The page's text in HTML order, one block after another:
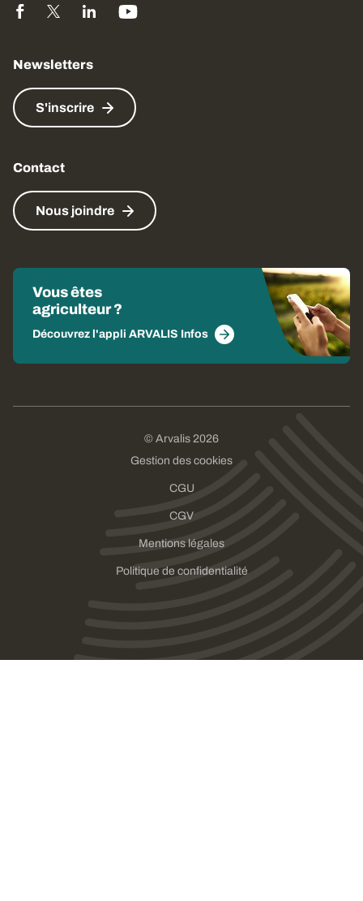
Newsletters
S'inscrire
Contact
Nous joindre
Vous êtes
agriculteur ?
Découvrez l'appli ARVALIS Infos
© Arvalis 2026
Gestion des cookies
CGU
CGV
Mentions légales
Politique de confidentialité